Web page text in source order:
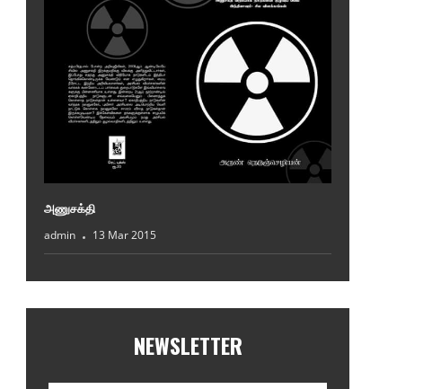
அணுசக்தி
admin 13 Mar 2015
NEWSLETTER